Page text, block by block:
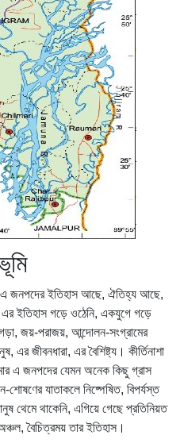
জনপদের ইতিহাস আছে, ঐতিহ্য আছে,
ইতিহাস গড়ে ওঠেনি, একযুগে গড়ে
গড়া, জয়-পরাজয়, আন্দোলন-সংগ্রামের
জীবনধারা, এর বৈশিষ্ট্য। কীর্তিনাশা
এ জনপদের যেমন অনেক কিছু গ্রাস
শোষণের যাতাকলে নিষ্পেষিত, বিপর্যস্ত
থেমে থাকেনি, এগিয়ে গেছে প্রতিনিয়ত
বৈচিত্রময় তার ইতিহাস।